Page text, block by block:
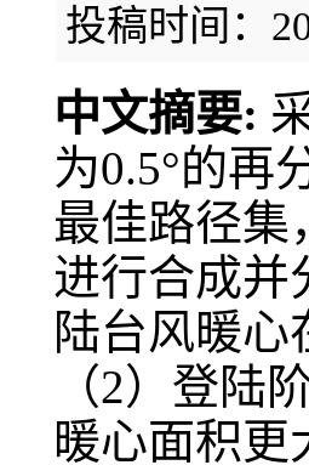
投稿时间：
中文摘要:
为0.5°的再
最佳路径集
进行合成并
陆台风暖心
（2）登陆
暖心面积